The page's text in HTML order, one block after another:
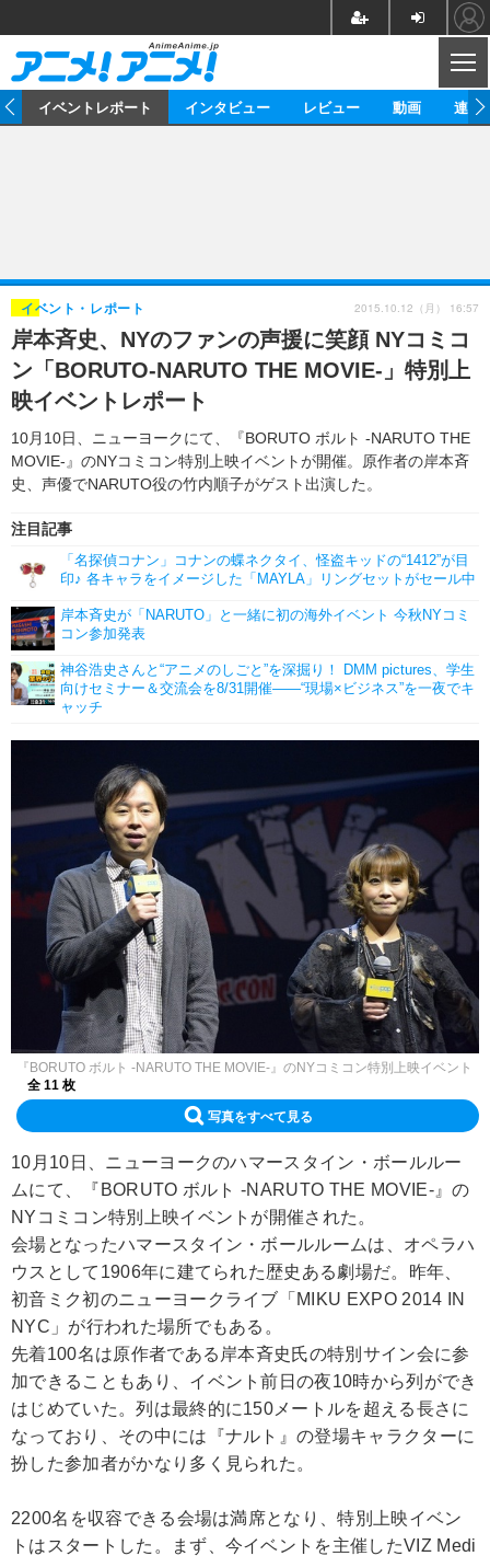
ゲーム グッズ
イベント 海外
海外イベント ビジネス
俳優・タレント アーティスト
アニメ 実写
ゲーム 座談会
動画
アニメ
アニメ！アニメ！TV ABEMA Cafe
連載・コラム
イベントレポート インタビュー レビュー 動画 連載
岸本斉史、NYのファンの声援に笑顔 NYコミコ
ン「BORUTO-NARUTO THE MOVIE-」特別上
映イベントレポート
10月10日、ニューヨークにて、『BORUTO ボルト -NARUTO THE
MOVIE-』のNYコミコン特別上映イベントが開催。原作者の岸本斉
史、声優でNARUTO役の竹内順子がゲスト出演した。
イベント・レポート
注目記事
「名探偵コナン」コナンの蝶ネクタイ、怪盗キッドの“1412”が目
印♪ 各キャラをイメージした「MAYLA」リングセットがセール中
岸本斉史が「NARUTO」と一緒に初の海外イベント 今秋NYコミ
コン参加発表
神谷浩史さんと“アニメのしごと”を深掘り！ DMM pictures、学生
向けセミナー＆交流会を8/31開催――“現場×ビジネス”を一夜でキ
ャッチ
2015.10.12（月） 16:57
『BORUTO ボルト -NARUTO THE MOVIE-』のNYコミコン特別上映イベント
全 11 枚
写真をすべて見る
10月10日、ニューヨークのハマースタイン・ボールルー
ムにて、『BORUTO ボルト -NARUTO THE MOVIE-』の
NYコミコン特別上映イベントが開催された。
会場となったハマースタイン・ボールルームは、オペラハ
ウスとして1906年に建てられた歴史ある劇場だ。昨年、
初音ミク初のニューヨークライブ「MIKU EXPO 2014 IN
NYC」が行われた場所でもある。
先着100名は原作者である岸本斉史氏の特別サイン会に参
加できることもあり、イベント前日の夜10時から列ができ
はじめていた。列は最終的に150メートルを超える長さに
なっており、その中には『ナルト』の登場キャラクターに
扮した参加者がかなり多く見られた。
2200名を収容できる会場は満席となり、特別上映イベン
トはスタートした。まず、今イベントを主催したVIZ Medi